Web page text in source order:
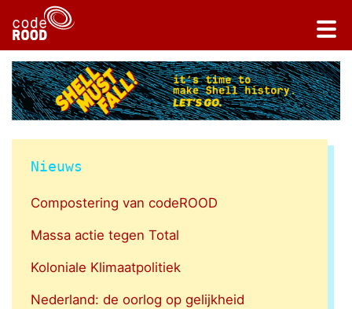
Nieuws
Compostering van codeROOD
Massa actie tegen Total
Koloniale Klimaatpolitiek
Nederland: de oorlog op gelijkheid